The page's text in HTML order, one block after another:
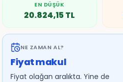
EN DÜŞÜK
20.824,15TL
NE ZAMAN AL?
Fiyat makul
Fiyat olağan aralıkta. Yine de